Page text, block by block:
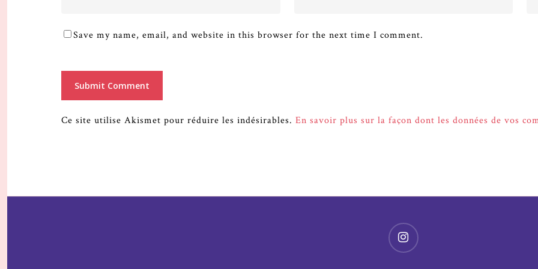
Save my name, email, and website in this browser for the next time I comment.
Ce site utilise Akismet pour réduire les indésirables. En savoir plus sur la façon dont les données de vos